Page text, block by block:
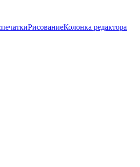
РисованиеКолонка редактора